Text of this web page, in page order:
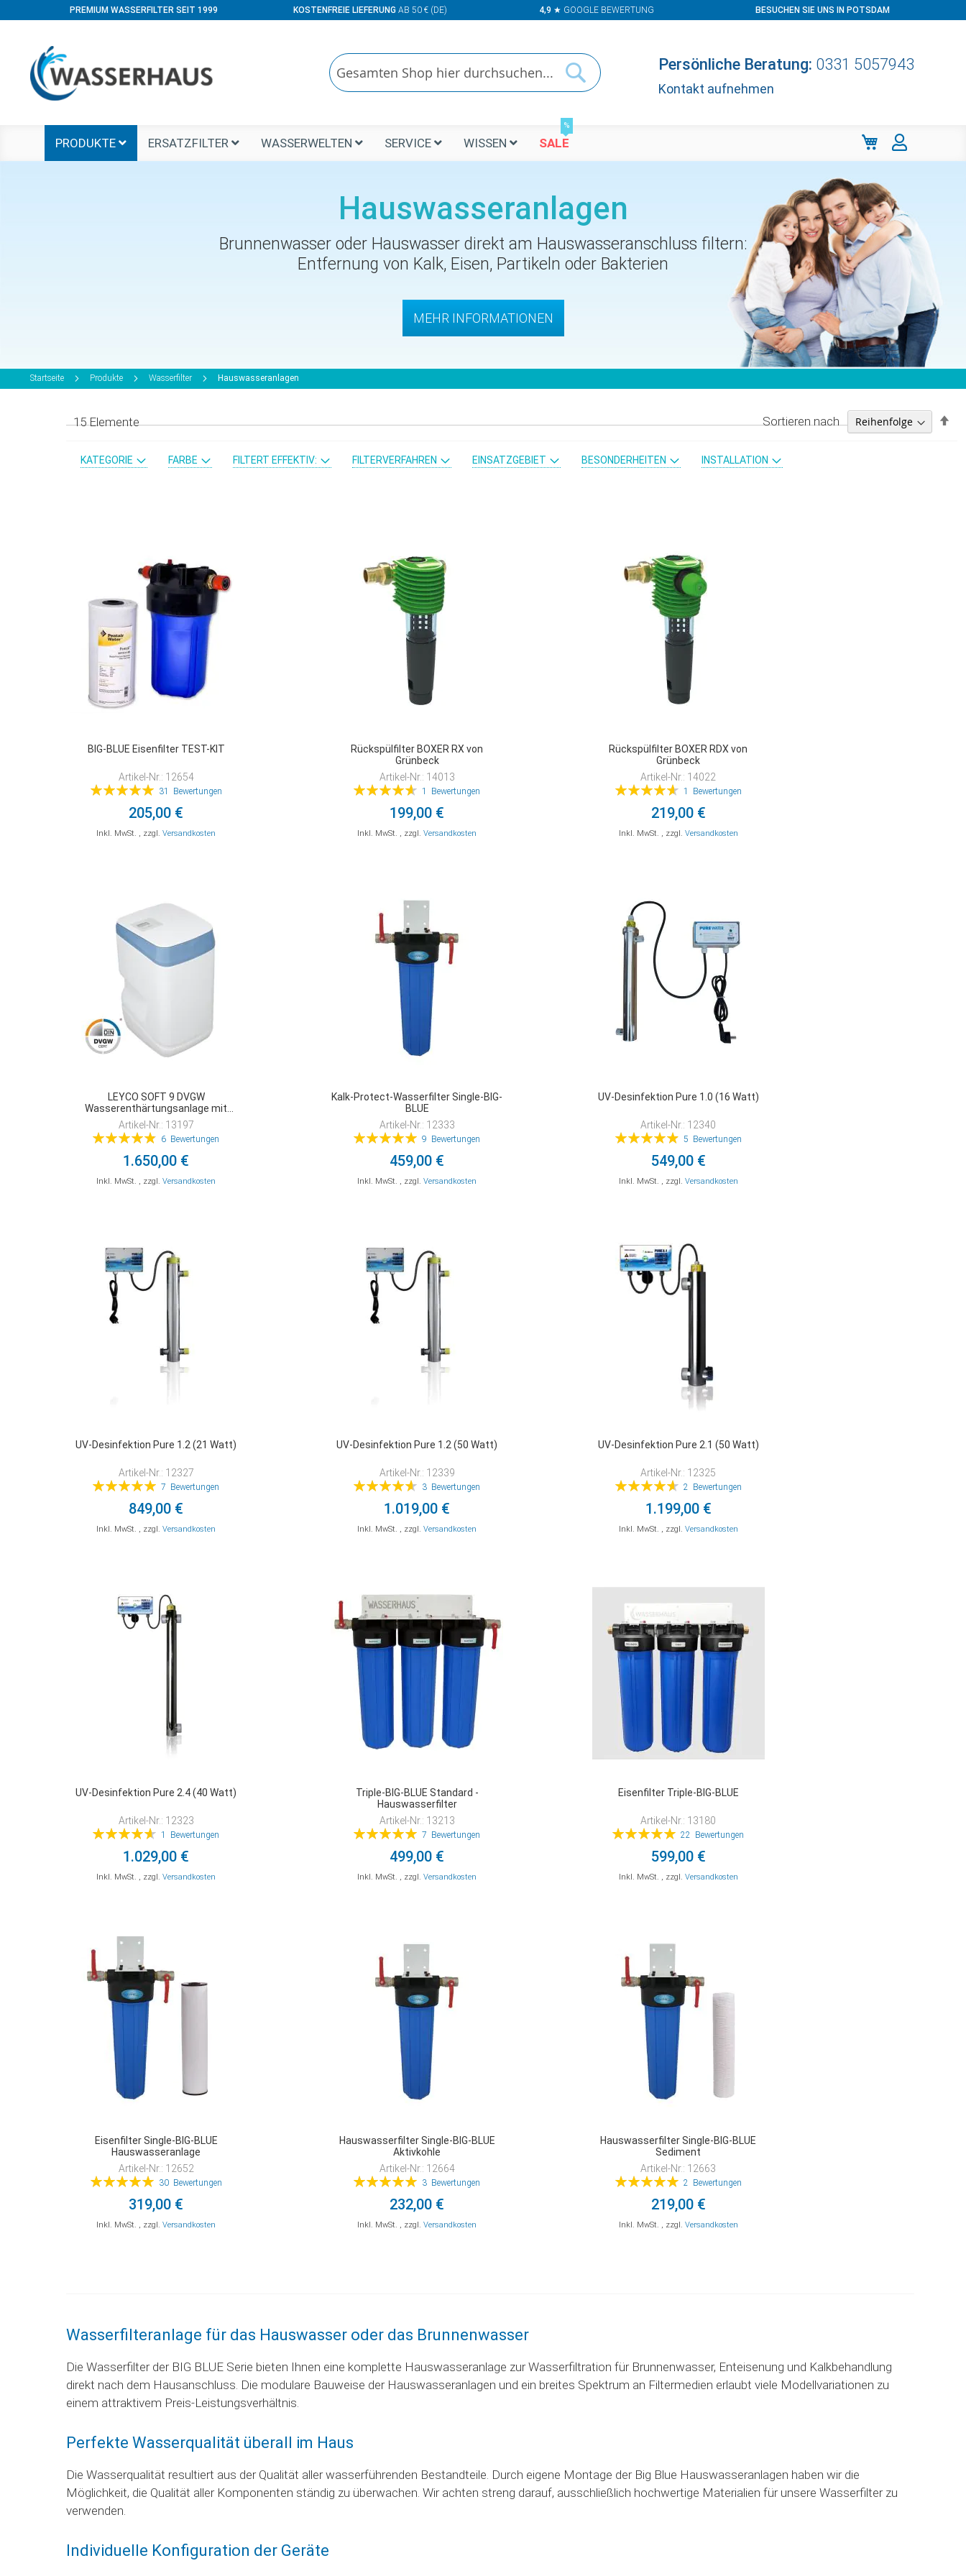
PREMIUM WASSERFILTER SEIT 1999 KOSTENFREIE LIEFERUNGAB 50 € (DE) 4,9 ★ GOOGLE BEWERTUNG BESUCHEN SIE UNS IN POTSDAM
Suchen
Persönliche Beratung: 0331 5057943
Kontakt aufnehmen
PRODUKTE ERSATZFILTER WASSERWELTEN SERVICE WISSEN SALE
%
Mein Warenkorb
Hauswasseranlagen
Brunnenwasser oder Hauswasser direkt am Hauswasseranschluss filtern:
Entfernung von Kalk, Eisen, Partikeln oder Bakterien
MEHR INFORMATIONEN
Startseite Produkte Wasserfilter Hauswasseranlagen
KATEGORIE FARBE FILTERT EFFEKTIV: FILTERVERFAHREN EINSATZGEBIET BESONDERHEITEN INSTALLATION
15Elemente Sortieren nach
BIG-BLUE Eisenfilter TEST-KIT
Artikel-Nr.: 12654
Bewertung:
31 Bewertungen
205,00 €
Inkl. MwSt. , zzgl. Versandkosten
HINZUFÜGEN
Rückspülfilter BOXER RX von
Grünbeck
Artikel-Nr.: 14013
Bewertung:
1 Bewertungen
199,00 €
Inkl. MwSt. , zzgl.Versandkosten
HINZUFÜGEN
Rückspülfilter BOXER RDX von
Grünbeck
Artikel-Nr.: 14022
Bewertung:
1 Bewertungen
219,00 €
Inkl. MwSt. , zzgl. Versandkosten
HINZUFÜGEN
LEYCO SOFT 9 DVGW
Wasserenthärtungsanlage mit
Anschlusszubehör
Artikel-Nr.: 13197
Bewertung:
6 Bewertungen
1.650,00 €
Inkl. MwSt. , zzgl. Versandkosten
VERGLEICHSLISTE
HINZUFÜGEN
Kalk-Protect-Wasserfilter Single-BIG-
BLUE
Artikel-Nr.: 12333
Bewertung:
9 Bewertungen
459,00 €
Inkl. MwSt. , zzgl.Versandkosten
VERGLEICHSLISTE
HINZUFÜGEN
UV-Desinfektion Pure 1.0 (16 Watt)
Artikel-Nr.: 12340
Bewertung:
5 Bewertungen
549,00 €
Inkl. MwSt. , zzgl. Versandkosten
VERGLEICHSLISTE
HINZUFÜGEN
UV-Desinfektion Pure 1.2 (21 Watt)
Artikel-Nr.: 12327
Bewertung:
7 Bewertungen
849,00 €
Inkl. MwSt. , zzgl. Versandkosten
VERGLEICHSLISTE
HINZUFÜGEN
UV-Desinfektion Pure 1.2 (50 Watt)
Artikel-Nr.: 12339
Bewertung:
3 Bewertungen
1.019,00 €
Inkl. MwSt. , zzgl.Versandkosten
VERGLEICHSLISTE
HINZUFÜGEN
UV-Desinfektion Pure 2.1 (50 Watt)
Artikel-Nr.: 12325
Bewertung:
2 Bewertungen
1.199,00 €
Inkl. MwSt. , zzgl. Versandkosten
VERGLEICHSLISTE
HINZUFÜGEN
UV-Desinfektion Pure 2.4 (40 Watt)
Artikel-Nr.: 12323
Bewertung:
1 Bewertungen
1.029,00 €
Inkl. MwSt. , zzgl. Versandkosten
VERGLEICHSLISTE
HINZUFÜGEN
Triple-BIG-BLUE Standard -
Hauswasserfilter
Artikel-Nr.: 13213
Bewertung:
7 Bewertungen
499,00 €
Inkl. MwSt. , zzgl.Versandkosten
VERGLEICHSLISTE
HINZUFÜGEN
Eisenfilter Triple-BIG-BLUE
Artikel-Nr.: 13180
Bewertung:
22 Bewertungen
599,00 €
Inkl. MwSt. , zzgl. Versandkosten
VERGLEICHSLISTE
HINZUFÜGEN
Eisenfilter Single-BIG-BLUE
Hauswasseranlage
Artikel-Nr.: 12652
Bewertung:
30 Bewertungen
319,00 €
Inkl. MwSt. , zzgl. Versandkosten
Hauswasserfilter Single-BIG-BLUE
Aktivkohle
Artikel-Nr.: 12664
Bewertung:
3 Bewertungen
232,00 €
Inkl. MwSt. , zzgl.Versandkosten
Hauswasserfilter Single-BIG-BLUE
Sediment
Artikel-Nr.: 12663
Bewertung:
2 Bewertungen
219,00 €
Inkl. MwSt. , zzgl. Versandkosten
Wasserfilteranlage für das Hauswasser oder das Brunnenwasser
Die Wasserfilter der BIG BLUE Serie bieten Ihnen eine komplette Hauswasseranlage zur Wasserfiltration für Brunnenwasser, Enteisenung und Kalkbehandlung
direkt nach dem Hausanschluss. Die modulare Bauweise der Hauswasseranlagen und ein breites Spektrum an Filtermedien erlaubt viele Modellvariationen zu
einem attraktivem Preis-Leistungsverhältnis.
Perfekte Wasserqualität überall im Haus
Die Wasserqualität resultiert aus der Qualität aller wasserführenden Bestandteile. Durch eigene Montage der Big Blue Hauswasseranlagen haben wir die
Möglichkeit, die Qualität aller Komponenten ständig zu überwachen. Wir achten streng darauf, ausschließlich hochwertige Materialien für unsere Wasserfilter zu
verwenden.
Individuelle Konfiguration der Geräte